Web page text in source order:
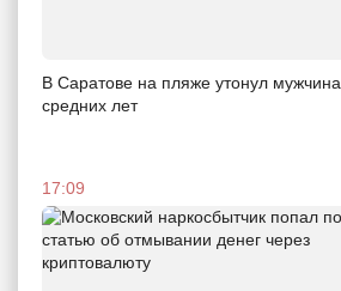
В Саратове на пляже утонул мужчина
средних лет
17:09